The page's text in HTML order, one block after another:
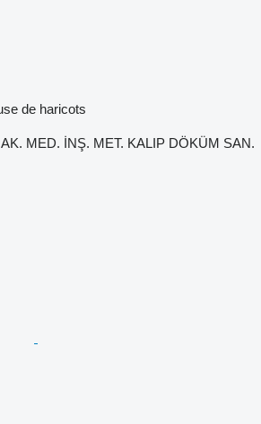
de haricots
MED. İNŞ. MET. KALIP DÖKÜM SAN.